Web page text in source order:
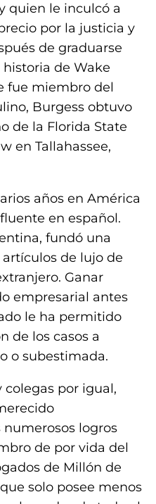
quien le inculcó a
por la justicia y
de graduarse
de Wake
fue miembro del
Burgess obtuvo
de la Florida State
en Tallahassee,
años en América
en español.
fundó una
de lujo de
Ganar
empresarial antes
le ha permitido
de los casos a
o subestimada.
por igual,
logros
de por vida del
de Millón de
solo posee menos